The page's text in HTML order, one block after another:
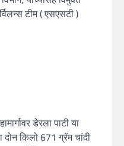
टीम ( एसएसटी )
डेरला पाटी या
किलो 671 ग्रॅम चांदी